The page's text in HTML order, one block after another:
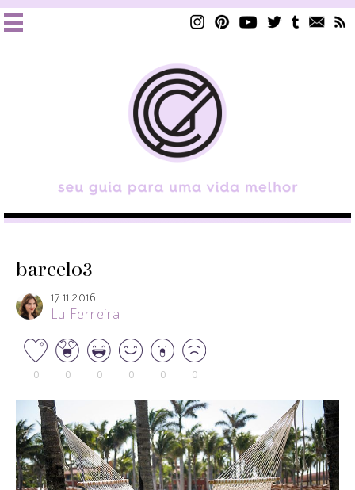
barcelo3
17.11.2016
Lu Ferreira
0 0 0 0 0 0